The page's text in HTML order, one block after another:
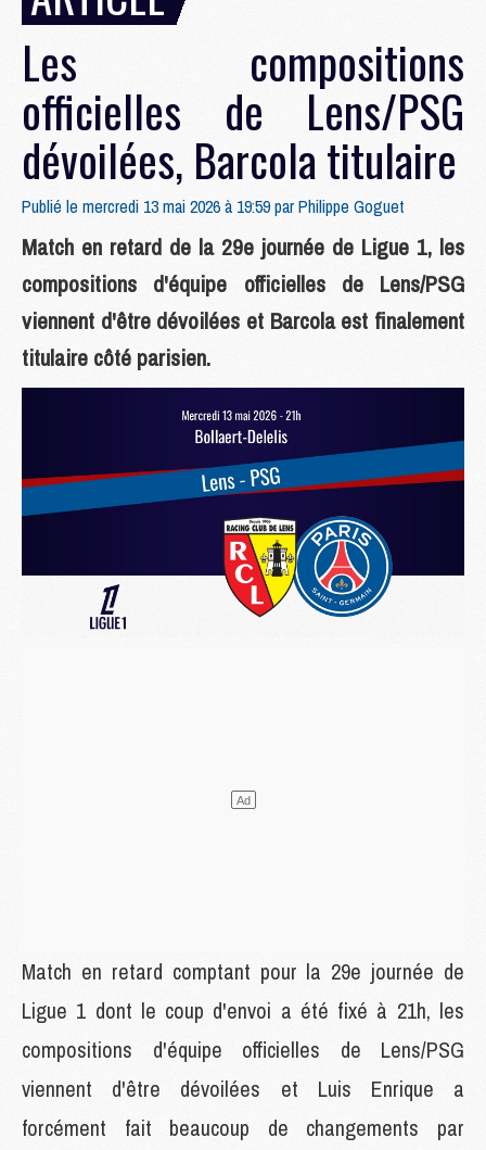
Les compositions
officielles de Lens/PSG
dévoilées, Barcola titulaire
Publié le mercredi 13 mai 2026 à 19:59 parPhilippe Goguet
Match en retard de la 29e journée de Ligue 1, les
compositions d'équipe officielles de Lens/PSG
viennent d'être dévoilées et Barcola est finalement
titulaire côté parisien.
Match en retard comptant pour la 29e journée de
Ligue 1 dont le coup d'envoi a été fixé à 21h, les
compositions d'équipe officielles de Lens/PSG
viennent d'être dévoilées et Luis Enrique a
forcément fait beaucoup de changements par